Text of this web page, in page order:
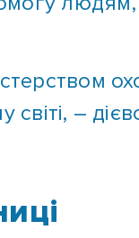
світі, –